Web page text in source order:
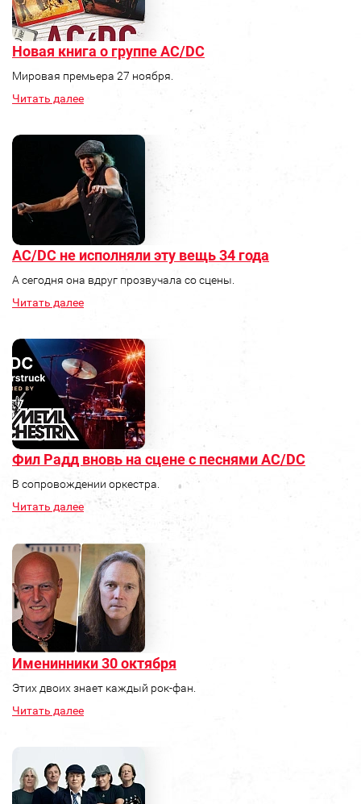
Новая книга о группе AC/DC
Мировая премьера 27 ноября.
Читать далее
AC/DC не исполняли эту вещь 34 года
А сегодня она вдруг прозвучала со сцены.
Читать далее
Фил Радд вновь на сцене с песнями AC/DC
В сопровождении оркестра.
Читать далее
Именинники 30 октября
Этих двоих знает каждый рок-фан.
Читать далее